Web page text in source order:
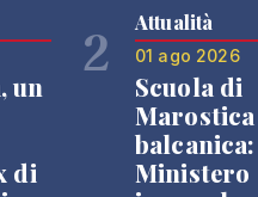
un
di
2 Attualità
01 ago 2026
Scuola di
Ministero